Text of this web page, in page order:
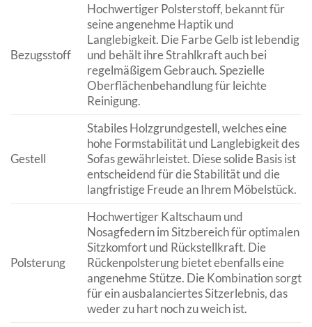
Bezugsstoff
Hochwertiger Polsterstoff, bekannt für
seine angenehme Haptik und
Langlebigkeit. Die Farbe Gelb ist lebendig
und behält ihre Strahlkraft auch bei
regelmäßigem Gebrauch. Spezielle
Oberflächenbehandlung für leichte
Reinigung.
Gestell
Stabiles Holzgrundgestell, welches eine
hohe Formstabilität und Langlebigkeit des
Sofas gewährleistet. Diese solide Basis ist
entscheidend für die Stabilität und die
langfristige Freude an Ihrem Möbelstück.
Polsterung
Hochwertiger Kaltschaum und
Nosagfedern im Sitzbereich für optimalen
Sitzkomfort und Rückstellkraft. Die
Rückenpolsterung bietet ebenfalls eine
angenehme Stütze. Die Kombination sorgt
für ein ausbalanciertes Sitzerlebnis, das
weder zu hart noch zu weich ist.